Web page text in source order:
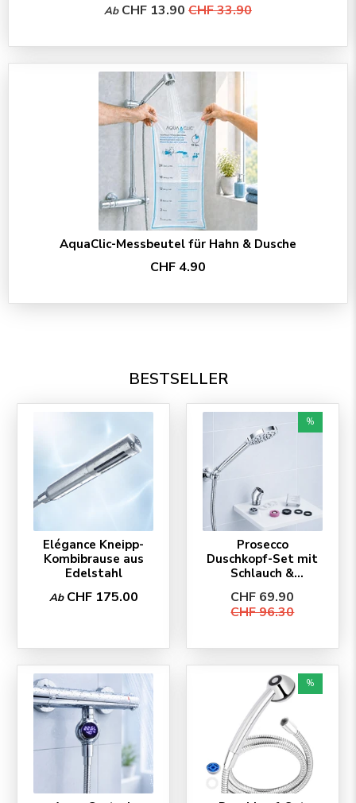
Ab CHF 13.90 CHF 33.90
AquaClic-Messbeutel für Hahn & Dusche
CHF 4.90
BESTSELLER
Elégance Kneipp-
Kombibrause aus
Edelstahl
Ab CHF 175.00
%
Prosecco
Duschkopf-Set mit
Schlauch &
CHF 69.90
CHF 96.30
%